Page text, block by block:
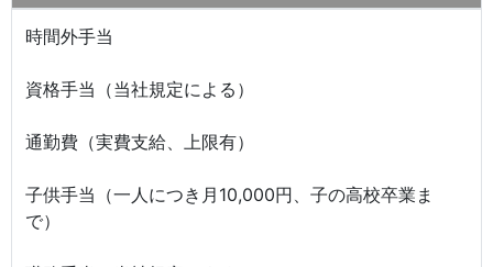
時間外手当
資格手当（当社規定による）
通勤費（実費支給、上限有）
子供手当（一人につき月10,000円、子の高校卒業ま
で）